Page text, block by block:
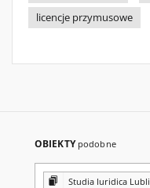
licencje przymusowe
OBIEKTY podobne
Studia Iuridica Lublinensia